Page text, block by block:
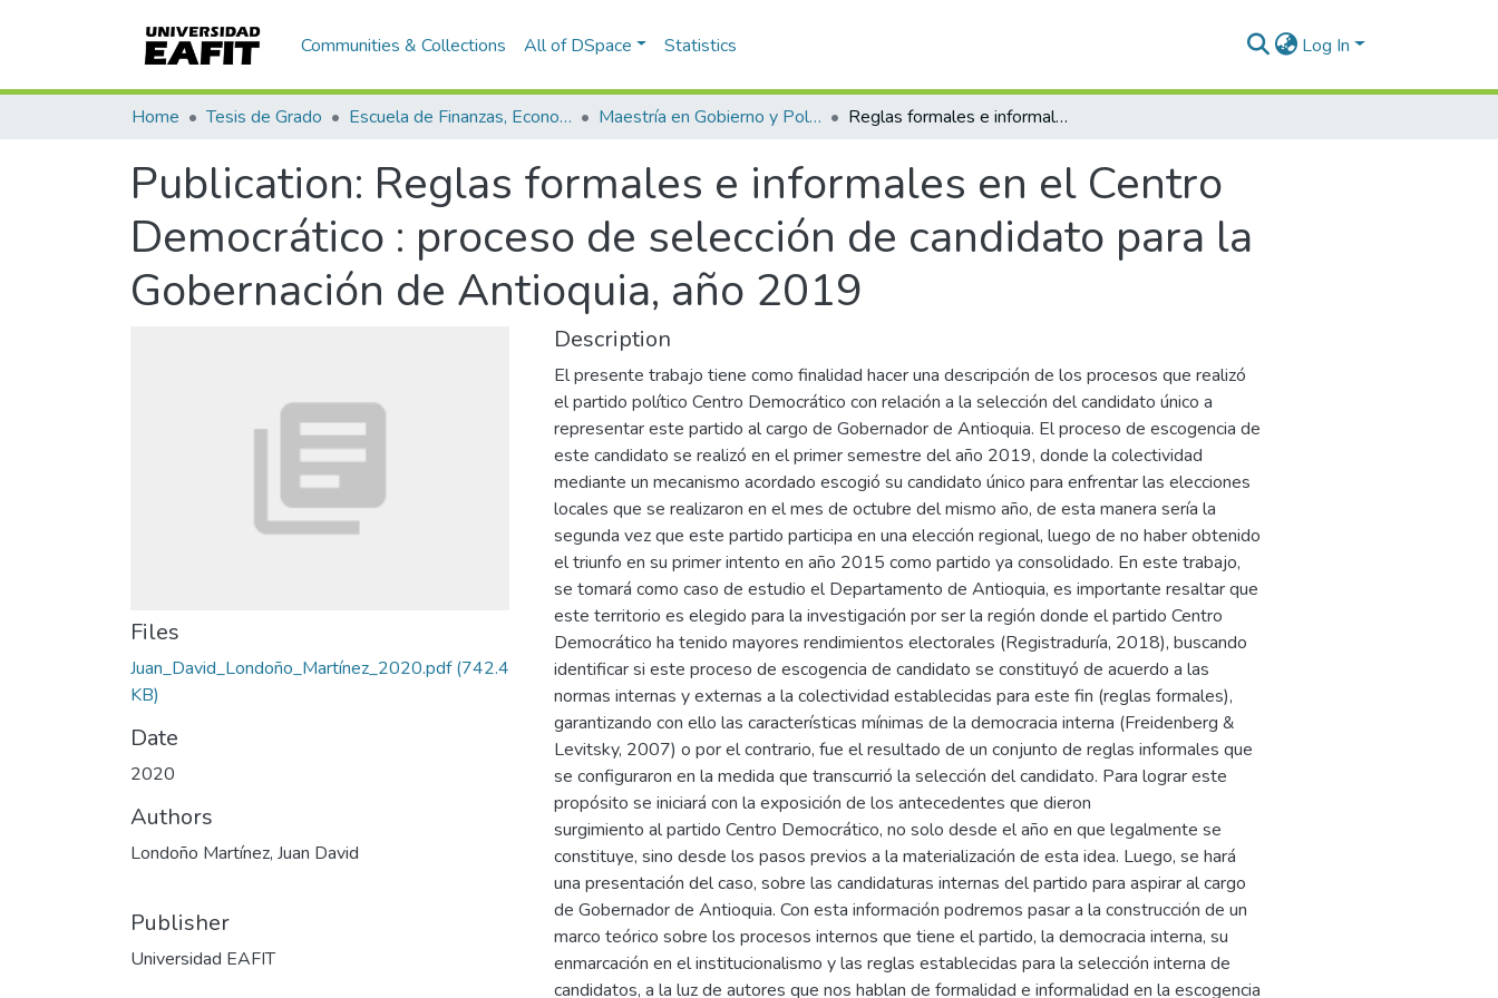
Communities & Collections All of DSpace Statistics Log In
Home Tesis de Grado Escuela de Finanzas, Economía y Gobierno Maestría en Gobierno y Políticas Públicas (tesis) Reglas formales e informales en el Centro Democrático : proceso de selección de candidato para la Gobernación de Antioquia, año 2019
Publication: Reglas formales e informales en el Centro
Democrático : proceso de selección de candidato para la
Gobernación de Antioquia, año 2019
Files
Juan_David_Londoño_Martínez_2020.pdf(742.4
KB)
Date
2020
Authors
Londoño Martínez, Juan David
Publisher
Universidad EAFIT
Description
El presente trabajo tiene como finalidad hacer una descripción de los procesos que realizó
el partido político Centro Democrático con relación a la selección del candidato único a
representar este partido al cargo de Gobernador de Antioquia. El proceso de escogencia de
este candidato se realizó en el primer semestre del año 2019, donde la colectividad
mediante un mecanismo acordado escogió su candidato único para enfrentar las elecciones
locales que se realizaron en el mes de octubre del mismo año, de esta manera sería la
segunda vez que este partido participa en una elección regional, luego de no haber obtenido
el triunfo en su primer intento en año 2015 como partido ya consolidado. En este trabajo,
se tomará como caso de estudio el Departamento de Antioquia, es importante resaltar que
este territorio es elegido para la investigación por ser la región donde el partido Centro
Democrático ha tenido mayores rendimientos electorales (Registraduría, 2018), buscando
identificar si este proceso de escogencia de candidato se constituyó de acuerdo a las
normas internas y externas a la colectividad establecidas para este fin (reglas formales),
garantizando con ello las características mínimas de la democracia interna (Freidenberg &
Levitsky, 2007) o por el contrario, fue el resultado de un conjunto de reglas informales que
se configuraron en la medida que transcurrió la selección del candidato. Para lograr este
propósito se iniciará con la exposición de los antecedentes que dieron
surgimiento al partido Centro Democrático, no solo desde el año en que legalmente se
constituye, sino desde los pasos previos a la materialización de esta idea. Luego, se hará
una presentación del caso, sobre las candidaturas internas del partido para aspirar al cargo
de Gobernador de Antioquia. Con esta información podremos pasar a la construcción de un
marco teórico sobre los procesos internos que tiene el partido, la democracia interna, su
enmarcación en el institucionalismo y las reglas establecidas para la selección interna de
candidatos, a la luz de autores que nos hablan de formalidad e informalidad en la escogencia